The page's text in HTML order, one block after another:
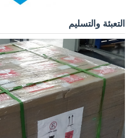
التعبئة والتسليم